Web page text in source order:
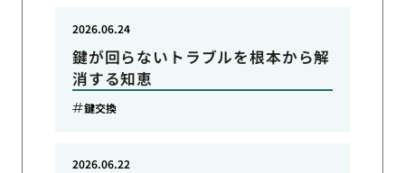
鍵が回らないトラブルを根本から解
消する知恵
2026.06.24
鍵交換
2026.06.22